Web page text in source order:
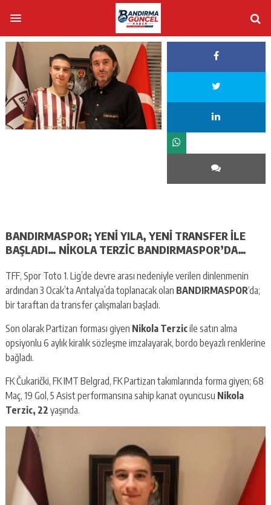
BANDIRMASPOR; YENİ YILA, YENİ TRANSFER İLE
BAŞLADI… NİKOLA TERZİC BANDIRMASPOR’DA…
TFF, Spor Toto 1. Lig’de devre arası nedeniyle verilen dinlenmenin
ardından 3 Ocak’ta Antalya’da toplanacak olan BANDIRMASPOR‘da;
bir taraftan da transfer çalışmaları başladı.
Son olarak Partizan forması giyen Nikola Terzicile satın alma
opsiyonlu 6 aylık kiralık sözleşme imzalayarak, bordo beyazlı renklerine
bağladı.
FK Čukarički, FK IMT Belgrad, FK Partizan takımlarında forma giyen; 68
Maç, 19 Gol, 5 Asist performansına sahip kanat oyuncusu Nikola
Terzic, 22 yaşında.